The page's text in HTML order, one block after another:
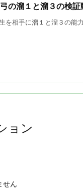
の溜１と溜３の検証
を相手に溜１と溜３の能
ョン
せん